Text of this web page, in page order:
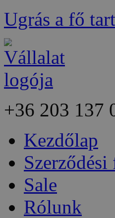
Ugrás a fő
+36 203 137
Kezdőlap
Sale
Rólunk